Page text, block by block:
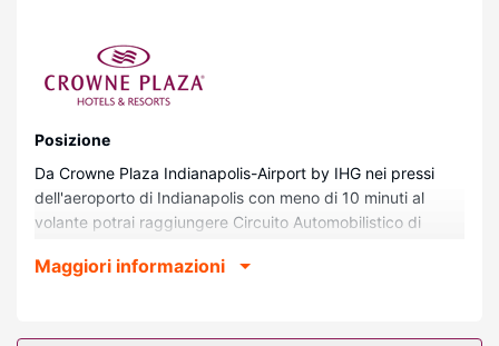
Posizione
Da Crowne Plaza Indianapolis-Airport by IHG nei pressi
dell'aeroporto di Indianapolis con meno di 10 minuti al
volante potrai raggiungere Circuito Automobilistico di
si trova a 11 km da Lucas Oil Stadium e 11 km da
Maggiori informazioni